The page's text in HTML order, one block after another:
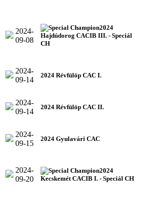
2024-
09-08
2024
Hajdúdorog CACIB III. - Speciál
CH
2024-
09-14
2024 Révfülöp CAC I.
2024-
09-14
2024 Révfülöp CAC II.
2024-
09-15
2024 Gyulavári CAC
2024-
09-20
2024
Kecskemét CACIB I. - Speciál CH